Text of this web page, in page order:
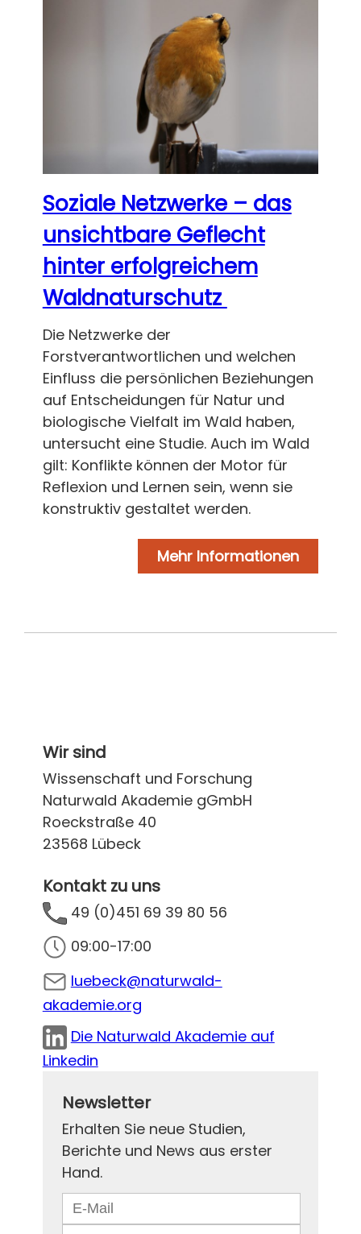
Soziale Netzwerke – das
unsichtbare Geflecht
hinter erfolgreichem
Waldnaturschutz
Die Netzwerke der
Forstverantwortlichen und welchen
Einfluss die persönlichen Beziehungen
auf Entscheidungen für Natur und
biologische Vielfalt im Wald haben,
untersucht eine Studie. Auch im Wald
gilt: Konflikte können der Motor für
Reflexion und Lernen sein, wenn sie
konstruktiv gestaltet werden.
Mehr Informationen
Wir sind
Wissenschaft und Forschung
Naturwald Akademie gGmbH
Roeckstraße 40
23568 Lübeck
Kontakt zu uns
49 (0)451 69 39 80 56
09:00-17:00
luebeck@naturwald-
akademie.org
Die Naturwald Akademie auf
Linkedin
Newsletter
Erhalten Sie neue Studien,
Berichte und News aus erster
Hand.